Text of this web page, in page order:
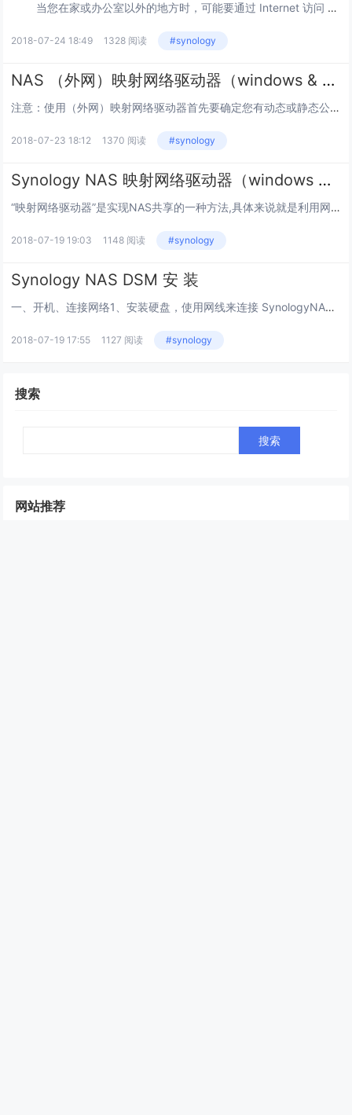
当您在家或办公室以外的地方时，可能要通过 Internet 访问 Synology NAS。使用 QuickConnect，您可通过 Inter...
2018-07-24 18:49 1328 阅读 #synology
NAS （外网）映射网络驱动器（windows & mac）
注意：使用（外网）映射网络驱动器首先要确定您有动态或静态公网IP！！！注意：使用（外网）映射网络驱动器首先要确定您有动态或静态公网IP！！！注意：使用（外网）映射网络驱动器首先要确定您有动态或静态公网IP！！！使用office修改编辑文件必...
2018-07-23 18:12 1370 阅读 #synology
Synology NAS 映射网络驱动器（windows & mac）
“映射网络驱动器”是实现NAS共享的一种方法,具体来说就是利用网络将NAS的文件夹虚拟到计算机上。把NAS映射到计算机后,在“我的电脑”中多了一个盘符,就像自己的电脑上多了一个磁盘,可以很方便进行操作.(如“创建文件”“复制”“粘贴”等)。...
2018-07-19 19:03 1148 阅读 #synology
Synology NAS DSM 安 装
一、开机、连接网络1、安装硬盘，使用网线来连接 SynologyNAS 及交换机 、路由器 、电脑。 硬件安装指南：https://kb.synology.cn/zh-cn/search?sources%5B%5D=hardwar...
2018-07-19 17:55 1127 阅读 #synology
搜索
网站推荐